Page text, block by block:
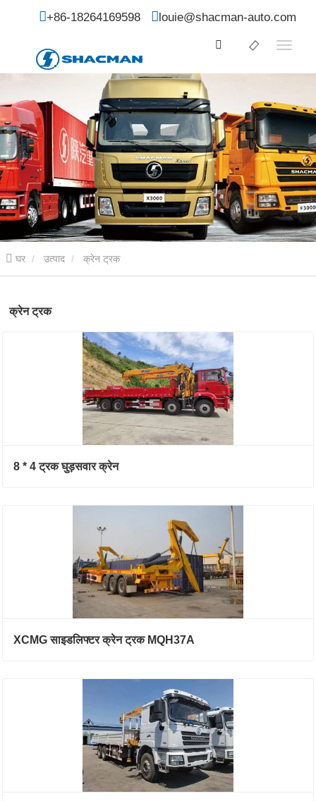
+86-18264169598 louie@shacman-auto.com
घर उत्पाद क्रेन ट्रक
क्रेन ट्रक
8 * 4 ट्रक घुड़सवार क्रेन
XCMG साइडलिफ्टर क्रेन ट्रक MQH37A